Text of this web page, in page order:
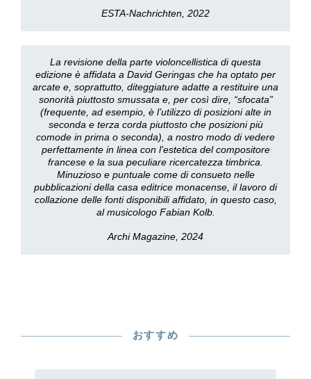
ESTA-Nachrichten, 2022
La revisione della parte violoncellistica di questa
edizione è affidata a David Geringas che ha optato per
arcate e, soprattutto, diteggiature adatte a restituire una
sonorità piuttosto smussata e, per così dire, “sfocata”
(frequente, ad esempio, è l’utilizzo di posizioni alte in
seconda e terza corda piuttosto che posizioni più
comode in prima o seconda), a nostro modo di vedere
perfettamente in linea con l’estetica del compositore
francese e la sua peculiare ricercatezza timbrica.
Minuzioso e puntuale come di consueto nelle
pubblicazioni della casa editrice monacense, il lavoro di
collazione delle fonti disponibili affidato, in questo caso,
al musicologo Fabian Kolb.
Archi Magazine, 2024
おすすめ